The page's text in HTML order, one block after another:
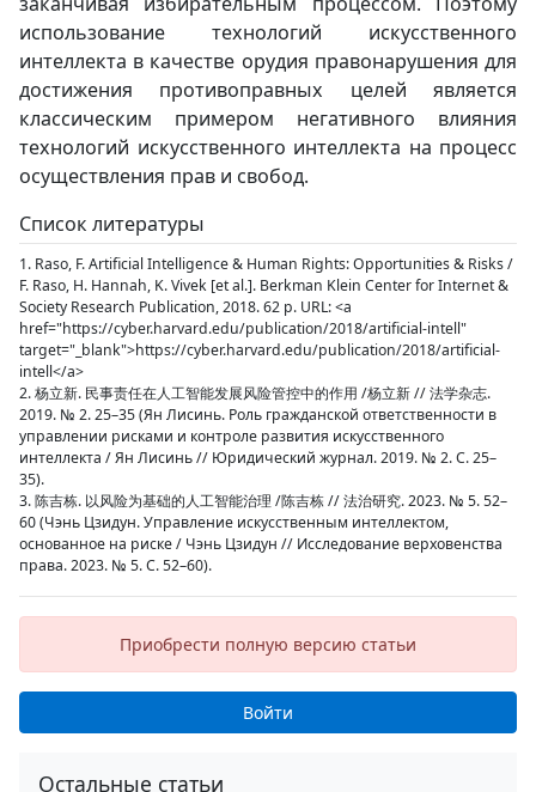
использование технологий искусственного
интеллекта в качестве орудия правонарушения для
достижения противоправных целей является
классическим примером негативного влияния
технологий искусственного интеллекта на процесс
осуществления прав и свобод.
Список литературы
1. Raso, F. Artificial Intelligence & Human Rights: Opportunities & Risks /
F. Raso, H. Hannah, K. Vivek [et al.]. Berkman Klein Center for Internet &
Society Research Publication, 2018. 62 p. URL: <a
href="https://cyber.harvard.edu/publication/2018/artificial-intell"
target="_blank">https://cyber.harvard.edu/publication/2018/artificial-
intell</a>
2. 杨立新. 民事责任在人工智能发展风险管控中的作用 /杨立新 // 法学杂志.
2019. № 2. 25–35 (Ян Лисинь. Роль гражданской ответственности в
управлении рисками и контроле развития искусственного
интеллекта / Ян Лисинь // Юридический журнал. 2019. № 2. С. 25–
35).
3. 陈吉栋. 以风险为基础的人工智能治理 /陈吉栋 // 法治研究. 2023. № 5. 52–
60 (Чэнь Цзидун. Управление искусственным интеллектом,
основанное на риске / Чэнь Цзидун // Исследование верховенства
права. 2023. № 5. С. 52–60).
Приобрести полную версию статьи
Войти
Остальные статьи